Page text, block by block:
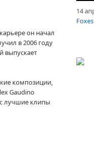
он начал
в 2006 году
выпускает
композиции,
Gaudino
лучшие клипы
14